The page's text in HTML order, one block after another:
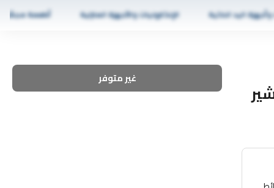
اليد الذكية الإلكترونيات والأجهزة المنزلية أطعمة مجمّدة
غير متوفر